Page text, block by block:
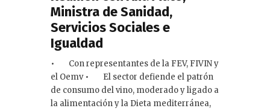
Ministra de Sanidad,
Servicios Sociales e
Igualdad
• Con representantes de la FEV, FIVIN y
el Oemv • El sector defiende el patrón
de consumo del vino, moderado y ligado a
la alimentación y la Dieta mediterránea,